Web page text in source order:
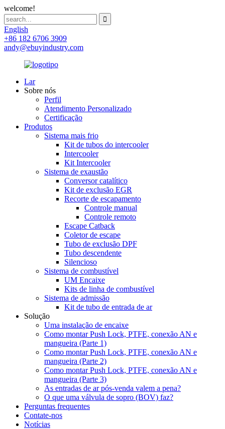
welcome!
English
+86 182 6706 3909
andy@ebuyindustry.com
Lar
Sobre nós
Perfil
Atendimento Personalizado
Certificação
Produtos
Sistema mais frio
Kit de tubos do intercooler
Intercooler
Kit Intercooler
Sistema de exaustão
Conversor catalítico
Kit de exclusão EGR
Recorte de escapamento
Controle manual
Controle remoto
Escape Catback
Coletor de escape
Tubo de exclusão DPF
Tubo descendente
Silencioso
Sistema de combustível
UM Encaixe
Kits de linha de combustível
Sistema de admissão
Kit de tubo de entrada de ar
Solução
Uma instalação de encaixe
Como montar Push Lock, PTFE, conexão AN e
mangueira (Parte 1)
Como montar Push Lock, PTFE, conexão AN e
mangueira (Parte 2)
Como montar Push Lock, PTFE, conexão AN e
mangueira (Parte 3)
As entradas de ar pós-venda valem a pena?
O que uma válvula de sopro (BOV) faz?
Perguntas frequentes
Contate-nos
Notícias